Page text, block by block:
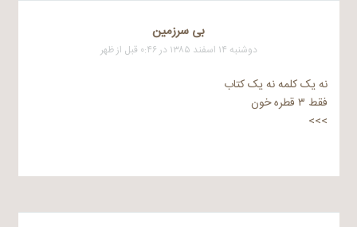
بی سرزمین
دوشنبه ۱۴ اسفند ۱۳۸۵ در ۰:۴۶ قبل از ظهر
نه یک کلمه نه یک کتاب
فقط ۳ قطره خون
>>>